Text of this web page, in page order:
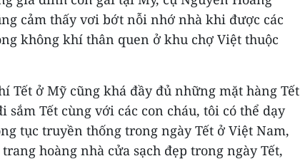
cảm thấy vơi bớt nỗi nhớ nhà khi được các
không khí thân quen ở khu chợ Việt thuộc
Tết ở Mỹ cũng khá đầy đủ những mặt hàng Tết
sắm Tết cùng với các con cháu, tôi có thể dạy
tục truyền thống trong ngày Tết ở Việt Nam,
hoàng nhà cửa sạch đẹp trong ngày Tết,